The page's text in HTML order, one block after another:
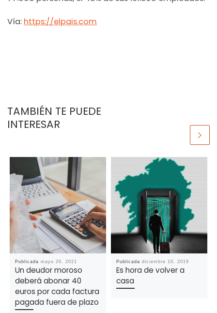
Vía: https://elpais.com
TAMBIÉN TE PUEDE
INTERESAR
Publicada mayo 20, 2021
Un deudor moroso
deberá abonar 40
euros por cada factura
pagada fuera de plazo
Publicada diciembre 10, 2019
Es hora de volver a
casa